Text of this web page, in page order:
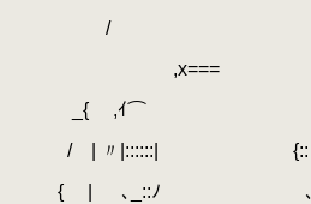
⌒
{:: |
､